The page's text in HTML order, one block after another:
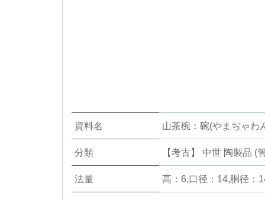
資料名 山茶椀：碗(やまぢゃわ
分類 【考古】 中世 陶製品 (
法量 高：6,口径：14,胴径：